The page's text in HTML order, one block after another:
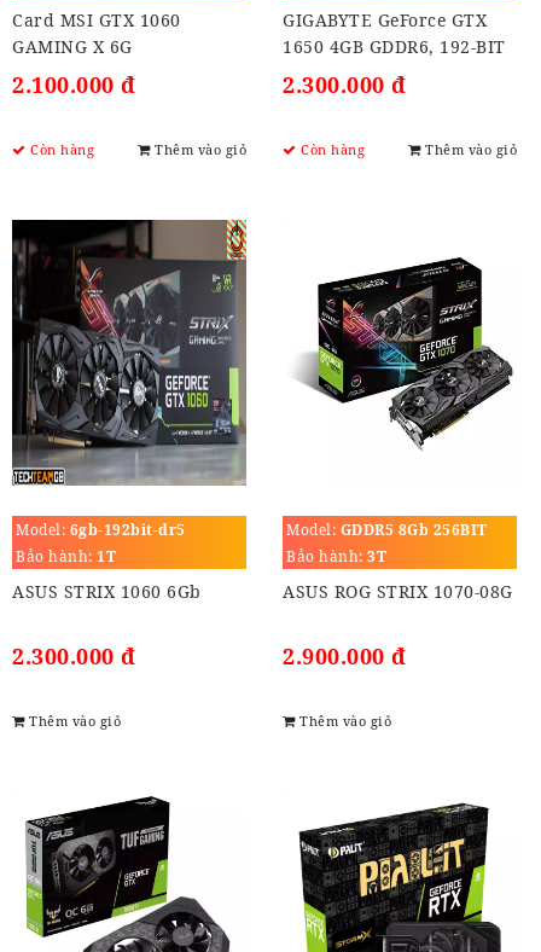
Card MSI GTX 1060
GAMING X 6G
2.100.000 đ
Còn hàng Thêm vào giỏ
GIGABYTE GeForce GTX
1650 4GB GDDR6, 192-BIT
2.300.000 đ
Còn hàng Thêm vào giỏ
Model: 6gb-192bit-dr5
Bảo hành: 1T
ASUS STRIX 1060 6Gb
2.300.000 đ
Thêm vào giỏ
Model: GDDR5 8Gb 256BIT
Bảo hành: 3T
ASUS ROG STRIX 1070-08G
2.900.000 đ
Thêm vào giỏ